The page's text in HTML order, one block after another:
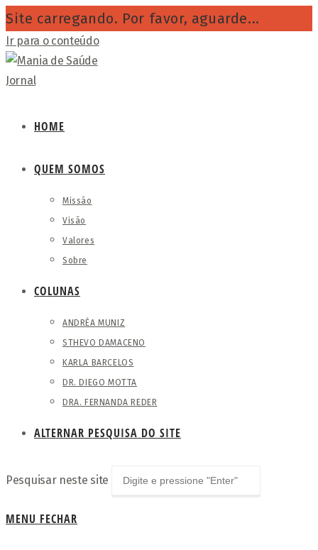
Site carregando. Por favor, aguarde...
Ir para o conteúdo
HOME
QUEM SOMOS
Missão
Visão
Valores
Sobre
COLUNAS
ANDRÉA MUNIZ
STHEVO DAMACENO
KARLA BARCELOS
DR. DIEGO MOTTA
DRA. FERNANDA REDER
ALTERNAR PESQUISA DO SITE
Pesquisar neste site
MENU FECHAR